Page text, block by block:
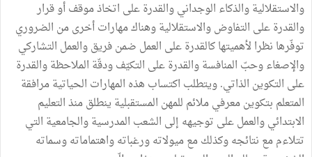
والاستقلالية والذكاء الوجداني والقدرة على اتخاذ موقف أو قرار
والقدرة على التفاوض والاستقلالية وهناك مهارات أخرى من الضروري
توفّرها نظرا لأهميتها كالقدرة على العمل ضمن فريق والعمل التشاركي
والإصغاء وحبّ المنافسة والقدرة على التكيّف ودقّة الملاحظة والقدرة
على التكوين الذاتي. ويتطلب اكتساب هذه المهارات الحياتية مرافقة
المتعلم بتكوين معرفي ملائم للمهن المستقبلية ينطلق منذ التعليم
الابتدائي والعمل على توجيهه إلى الشعب المدرسية والجامعية التي
تتلاءم مع نتائجه وكذلك مع ميولاته ورغباته واهتماماته وسماته